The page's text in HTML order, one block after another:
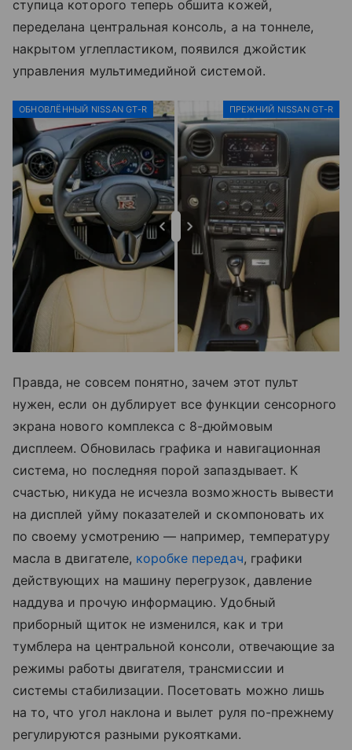
ступица которого теперь обшита кожей,
переделана центральная консоль, а на тоннеле,
накрытом углепластиком, появился джойстик
управления мультимедийной системой.
ОБНОВЛЁННЫЙ NISSAN GT-R ПРЕЖНИЙ NISSAN GT-R
Правда, не совсем понятно, зачем этот пульт
нужен, если он дублирует все функции сенсорного
экрана нового комплекса с 8-дюймовым
дисплеем. Обновилась графика и навигационная
система, но последняя порой запаздывает. К
счастью, никуда не исчезла возможность вывести
на дисплей уйму показателей и скомпоновать их
по своему усмотрению — например, температуру
масла в двигателе, коробке передач, графики
действующих на машину перегрузок, давление
наддува и прочую информацию. Удобный
приборный щиток не изменился, как и три
тумблера на центральной консоли, отвечающие за
режимы работы двигателя, трансмиссии и
системы стабилизации. Посетовать можно лишь
на то, что угол наклона и вылет руля по-прежнему
регулируются разными рукоятками.